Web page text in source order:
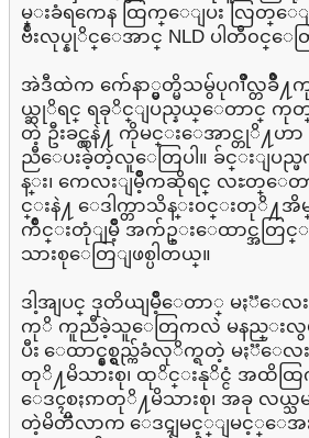
မ္းခံရကေန ထြက္ေျပး လြတ္ေျ
ဗ်ဳးလုပ္နုိင္ေအာင္ NLD ပါတီ၀င္ေတ
အဲဒီထဲက က်ေနာ္မွတ္မိသမွ်ပုဂၢိဳလ္တခ်ဳိ
ယ္ဆုိရင္ ရခုိင္ျပည္နယ္ေတာင္ ကုတ္ျ
တဲ့ ဦးခင္လွနဲ႔ ကိုမင္းေအာင္တုိ႔
ညီေပးခဲ့တဲ့လူေတြပါ။ ခ်င္းျပည္ဖ
န္း၊ ကေလးျမိဳ့ကဆိုရင္ လႊတ္ေ
င္းနဲ႔ ေဒါက္တာသိန္း၀င္းတုိ႔အိမ္
က်ဳိင္းတုံျမိဳ့ အက်ဥ္းေထာင္အတြင္းက
သားစုေတြျဖစ္ပါတယ္။
ဒါ့အျပင္ ဒုတိယျမိဳ့ေတာ္ မႏၱေလး
ကုိ ကူညီခဲ့သူေတြကလဲ မနည္းလွပ
ပီး ေထာင္နွစ္ရွည္က်ခံလုိက္ရတဲ့ မႏၱေလ
တုိ႔မိသားစု၊ ထုိင္းနုိင္ငံ အထိထြ
ေဒၚစႏၵာတုိ႔မိသားစု၊ အခု လယ္သ
တဲ့မိတၱိလာက ေဒၚျမင့္ျမင့္ေအး